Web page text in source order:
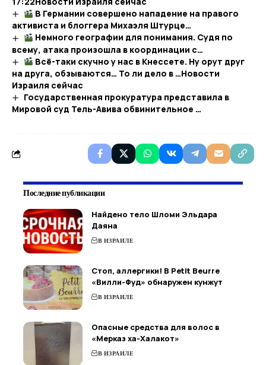
В Германии совершено нападение на правого
активиста и блоггера Михаэля Штурце…
Немного географии для понимания. Судя по
всему, атака произошла в координации с…
Всё-таки скучно у нас в Кнессете. Ну орут друг
на друга, обзываются… То ли дело в …​Новости
Израиля сейчас
Государственная прокуратура представила в
Мировой суд Тель-Авива обвинительное …
Последние публикации
Найдено тело Шломи Эльдара
Даяна
В ИЗРАИЛЕ
Стоп, аллергики! В Petit Beurre
«Вилли-Фуд» обнаружен кунжут
В ИЗРАИЛЕ
Опасные средства для волос в
«Мерказ ха-Халакот»
В ИЗРАИЛЕ